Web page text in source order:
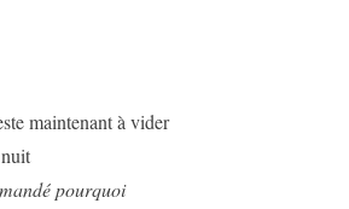
maintenant à vider
pourquoi